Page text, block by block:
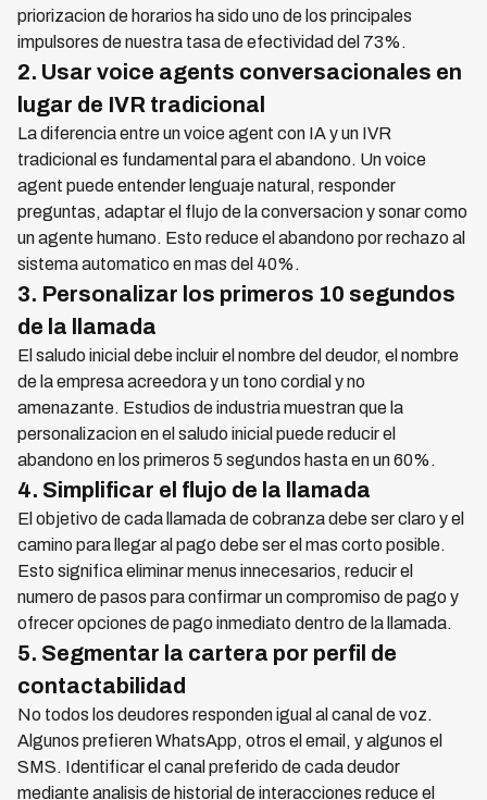
priorizacion de horarios ha sido uno de los principales
impulsores de nuestra tasa de efectividad del 73%.
2. Usar voice agents conversacionales en
lugar de IVR tradicional
La diferencia entre un voice agent con IA y un IVR
tradicional es fundamental para el abandono. Un voice
agent puede entender lenguaje natural, responder
preguntas, adaptar el flujo de la conversacion y sonar como
un agente humano. Esto reduce el abandono por rechazo al
sistema automatico en mas del 40%.
3. Personalizar los primeros 10 segundos
de la llamada
El saludo inicial debe incluir el nombre del deudor, el nombre
de la empresa acreedora y un tono cordial y no
amenazante. Estudios de industria muestran que la
personalizacion en el saludo inicial puede reducir el
abandono en los primeros 5 segundos hasta en un 60%.
4. Simplificar el flujo de la llamada
El objetivo de cada llamada de cobranza debe ser claro y el
camino para llegar al pago debe ser el mas corto posible.
Esto significa eliminar menus innecesarios, reducir el
numero de pasos para confirmar un compromiso de pago y
ofrecer opciones de pago inmediato dentro de la llamada.
5. Segmentar la cartera por perfil de
contactabilidad
No todos los deudores responden igual al canal de voz.
Algunos prefieren WhatsApp, otros el email, y algunos el
SMS. Identificar el canal preferido de cada deudor
mediante analisis de historial de interacciones reduce el